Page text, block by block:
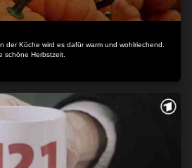
der Küche wird es dafür warm und wohlriechend.
schöne Herbstzeit.